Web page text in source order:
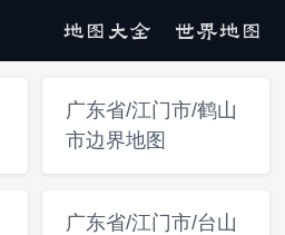
地图大全 世界地图
广东省/江门市/鹤山
市边界地图
广东省/江门市/台山